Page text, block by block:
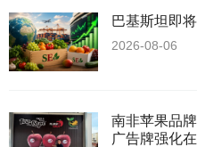
巴基斯坦即
2026-08-06
南非苹果品
广告牌强化